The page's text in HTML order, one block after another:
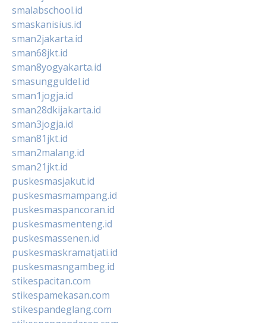
smalabschool.id
smaskanisius.id
sman2jakarta.id
sman68jkt.id
sman8yogyakarta.id
smasungguldel.id
sman1jogja.id
sman28dkijakarta.id
sman3jogja.id
sman81jkt.id
sman2malang.id
sman21jkt.id
puskesmasjakut.id
puskesmasmampang.id
puskesmaspancoran.id
puskesmasmenteng.id
puskesmassenen.id
puskesmaskramatjati.id
puskesmasngambeg.id
stikespacitan.com
stikespamekasan.com
stikespandeglang.com